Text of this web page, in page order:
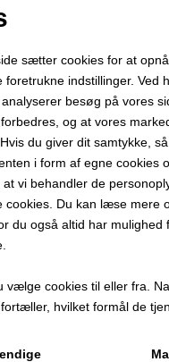
sætter cookies for at
foretrukne indstillinger. Ved
besøg på vores
og at vores
du giver dit samtykke,
i form af egne cookies
vi behandler de
cookies. Du kan læse mere
du også altid har
vælge cookies til eller fra.
hvilket formål de